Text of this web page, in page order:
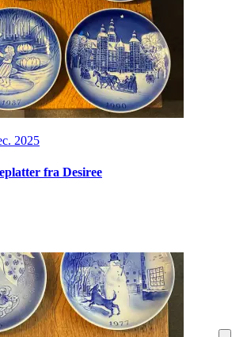
2025
fra Desiree